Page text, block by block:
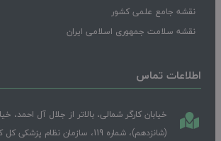
نقشه جامع علمی کشور
نقشه سلامت جمهوری اسلامی ایران
اطلاعات تماس
خیابان کارگر شمالی، بالاتر از جلال آل احمد،
(شانزدهم)، شماره 119، سازمان نظام پزشکی کل کشور